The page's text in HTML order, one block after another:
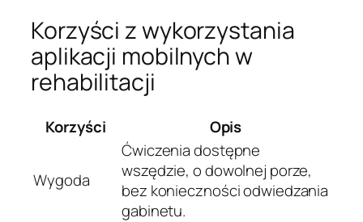
Korzyści z wykorzystania
aplikacji mobilnych w
rehabilitacji
Korzyści Opis
Wygoda
Ćwiczenia dostępne
wszędzie, o dowolnej porze,
bez konieczności odwiedzania
gabinetu.